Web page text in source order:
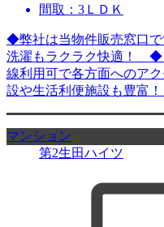
間取：3ＬＤＫ
◆弊社は当物件販売窓口
洗濯もラクラク快適！ ◆
線利用可で各方面へのア
設や生活利便施設も豊富
マンション
第2生田ハイツ